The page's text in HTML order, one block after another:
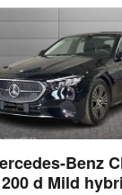
Benz
d Mild